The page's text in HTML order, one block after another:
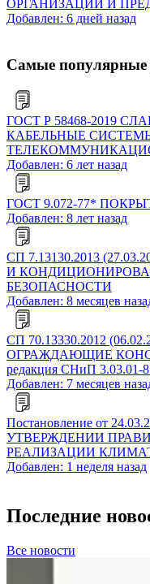
ОРГАНИЗАЦИЙ И
Добавлен: 6 дней назад
Самые популярные
ГОСТ Р 58468-2019
КАБЕЛЬНЫЕ
Добавлен: 6 лет назад
ГОСТ 9.072-77*
Добавлен: 8 лет назад
СП 7.13130.2013
И
БЕЗОПАСНОСТИ
Добавлен: 8 месяцев
СП 70.13330.2012
ОГРАЖДАЮЩИЕ
редакция СНиП 3.03.01-
Добавлен: 7 месяцев
Постановление от
УТВЕРЖДЕНИИ
РЕАЛИЗАЦИИ
Добавлен: 1 неделя назад
Последние
Все новости